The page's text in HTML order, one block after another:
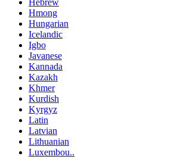
Hmong
Hungarian
Icelandic
Igbo
Javanese
Kannada
Kazakh
Khmer
Kurdish
Kyrgyz
Latin
Latvian
Lithuanian
Luxembou..